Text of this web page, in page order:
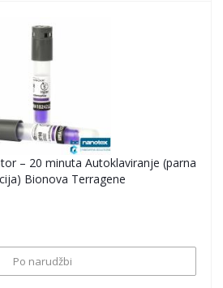
– 20 minuta Autoklaviranje (parna
Bionova Terragene
Po narudžbi